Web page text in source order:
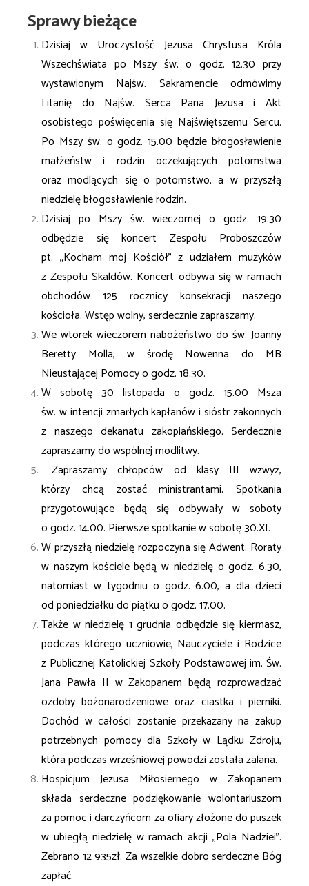
Sprawy bieżące
Dzisiaj w Uroczystość Jezusa Chrystusa Króla
Wszechświata po Mszy św. o godz. 12.30 przy
wystawionym Najśw. Sakramencie odmówimy
Litanię do Najśw. Serca Pana Jezusa i Akt
osobistego poświęcenia się Najświętszemu Sercu.
Po Mszy św. o godz. 15.00 będzie błogosławienie
małżeństw i rodzin oczekujących potomstwa
oraz modlących się o potomstwo, a w przyszłą
niedzielę błogosławienie rodzin.
Dzisiaj po Mszy św. wieczornej o godz. 19.30
odbędzie się koncert Zespołu Proboszczów
pt. „Kocham mój Kościół” z udziałem muzyków
z Zespołu Skaldów. Koncert odbywa się w ramach
obchodów 125 rocznicy konsekracji naszego
kościoła. Wstęp wolny, serdecznie zapraszamy.
We wtorek wieczorem nabożeństwo do św. Joanny
Beretty Molla, w środę Nowenna do MB
Nieustającej Pomocy o godz. 18.30.
W sobotę 30 listopada o godz. 15.00 Msza
św. w intencji zmarłych kapłanów i sióstr zakonnych
z naszego dekanatu zakopiańskiego. Serdecznie
zapraszamy do wspólnej modlitwy.
Zapraszamy chłopców od klasy III wzwyż,
którzy chcą zostać ministrantami. Spotkania
przygotowujące będą się odbywały w soboty
o godz. 14.00. Pierwsze spotkanie w sobotę 30.XI.
W przyszłą niedzielę rozpoczyna się Adwent. Roraty
w naszym kościele będą w niedzielę o godz. 6.30,
natomiast w tygodniu o godz. 6.00, a dla dzieci
od poniedziałku do piątku o godz. 17.00.
Także w niedzielę 1 grudnia odbędzie się kiermasz,
podczas którego uczniowie, Nauczyciele i Rodzice
z Publicznej Katolickiej Szkoły Podstawowej im. Św.
Jana Pawła II w Zakopanem będą rozprowadzać
ozdoby bożonarodzeniowe oraz ciastka i pierniki.
Dochód w całości zostanie przekazany na zakup
potrzebnych pomocy dla Szkoły w Lądku Zdroju,
która podczas wrześniowej powodzi została zalana.
Hospicjum Jezusa Miłosiernego w Zakopanem
składa serdeczne podziękowanie wolontariuszom
za pomoc i darczyńcom za ofiary złożone do puszek
w ubiegłą niedzielę w ramach akcji „Pola Nadziei”.
Zebrano 12 935zł. Za wszelkie dobro serdeczne Bóg
zapłać.